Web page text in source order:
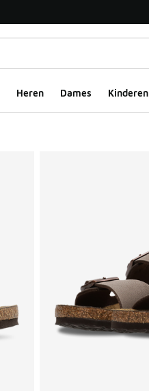
Heren Dames Kinderen